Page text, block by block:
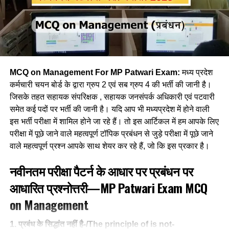
Ans- b
5. यदि आप एफटीपी (FTP) प्रोग्राम का उपयोग कर रहे हैं, तो आप ?
If you are using an FTP programme, you are
(a) इंटरनेट सर्वर से और इंटरनेट सर्वर पर फाइल्स ट्रांसफर कर रहे हैं।
(b) वेबसाइट डिजाइन कर रहे हैं।
(c) प्रोग्राम डेवलप कर रहे हैं।
(d) कोडिंग कर रहे है।
Ans- a
6. कंप्यूटर में PAN का फुलफॉर्म क्या है ?
(a) Private Area Network
(c) शिकार बैगाओं का प्रिय शोक है.
(d) बैगा जनजाति के निवास स्थान को फाल्या कहते हैं.
Ans- d
3. ‘लोहासुर’ किस जनजाति का प्रमुख देवता है?’/ Lohasura is the
chief deity of which tribe?
(a) कोल
(b) पनिका
(c) पारधी
(d) अगरिया
4. पारधी जनजाति किन जिलों में निवास करती है?/ In which districts
MCQ on Management For MP Patwari Exam: मध्य प्रदेश
कर्मचारी चयन बोर्ड के द्वारा ग्रुप 2 एवं सब ग्रुप 4 की भर्ती की जानी है।
जिसके तहत सहायक संपरिक्षक , सहायक जनसंपर्क अधिकारी एवं पटवारी
समेत कई पदों पर भर्ती की जानी है। यदि आप भी मध्यप्रदेश में होने वाली
इस भर्ती परीक्षा में शामिल होने जा रहे हैं। तो इस आर्टिकल में हम आपके लिए
परीक्षा में पूछे जाने वाले महत्वपूर्ण टॉपिक प्रबंधन से जुड़े परीक्षा में पूछे जाने
वाले महत्वपूर्ण प्रश्न आपके साथ शेयर कर रहे हैं, जो कि इस प्रकार है।
नवीनतम परीक्षा पैटर्न के आधार पर प्रबंधन पर
आधारित प्रश्नोत्तरी—MP Patwari Exam MCQ
on Management
1. प्रबंध के सिद्धांत नहीं है-/The principle of is not-